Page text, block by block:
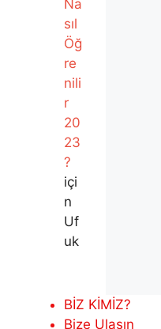
Na
sıl
Öğ
re
nili
r
20
23
?
içi
n
Uf
uk
BİZ KİMİZ?
Bize Ulaşın